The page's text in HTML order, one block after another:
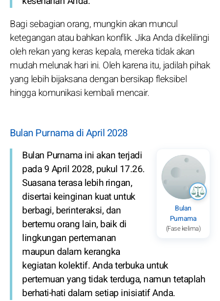
Bagi sebagian orang, mungkin akan muncul
ketegangan atau bahkan konflik. Jika Anda dikelilingi
oleh rekan yang keras kepala, mereka tidak akan
mudah melunak hari ini. Oleh karena itu, jadilah pihak
yang lebih bijaksana dengan bersikap fleksibel
hingga komunikasi kembali mencair.
Bulan Purnama di April 2028
Bulan
Purnama
(Fase kelima)
Bulan Purnama ini akan terjadi
pada 9 April 2028, pukul 17.26.
Suasana terasa lebih ringan,
disertai keinginan kuat untuk
berbagi, berinteraksi, dan
bertemu orang lain, baik di
lingkungan pertemanan
maupun dalam kerangka
kegiatan kolektif. Anda terbuka untuk
pertemuan yang tidak terduga, namun tetaplah
berhati-hati dalam setiap inisiatif Anda.